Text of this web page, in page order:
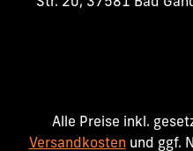
Alle Preise inkl.
Versandkosten und ggf.